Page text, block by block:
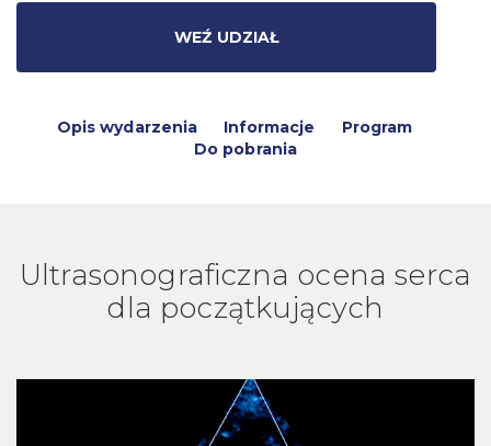
WEŹ UDZIAŁ
Opis wydarzenia Informacje
Program
Do pobrania
Ultrasonograficzna ocena serca
dla początkujących